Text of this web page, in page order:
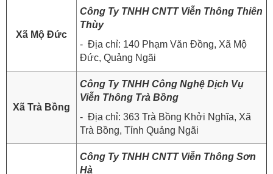
Xã Mộ Đức
Công Ty TNHH CNTT Viễn Thông Thiên
Thùy
- Địa chỉ: 140 Phạm Văn Đồng, Xã Mộ
Đức, Quảng Ngãi
Xã Trà Bồng
Công Ty TNHH Công Nghệ Dịch Vụ
Viễn Thông Trà Bồng
- Địa chỉ: 363 Trà Bồng Khởi Nghĩa, Xã
Trà Bồng, Tỉnh Quảng Ngãi
Công Ty TNHH CNTT Viễn Thông Sơn
Hà